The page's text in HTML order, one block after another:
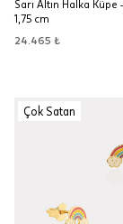
Sarı Altın Halka Küpe
1,75 cm
24.465 ₺
Çok Satan